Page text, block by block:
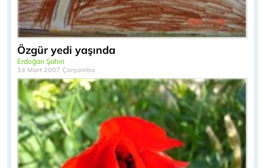
Özgür yedi yaşında
Erdoğan Şahin
14 Mart 2007 Çarşamba